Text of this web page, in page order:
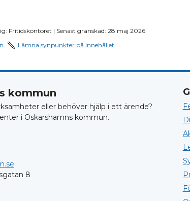
Fritidskontoret | Senast granskad: 28 maj 2026
Lämna synpunkter på innehållet
kommun
eller behöver hjälp i ett ärende?
i Oskarshamns kommun.
8